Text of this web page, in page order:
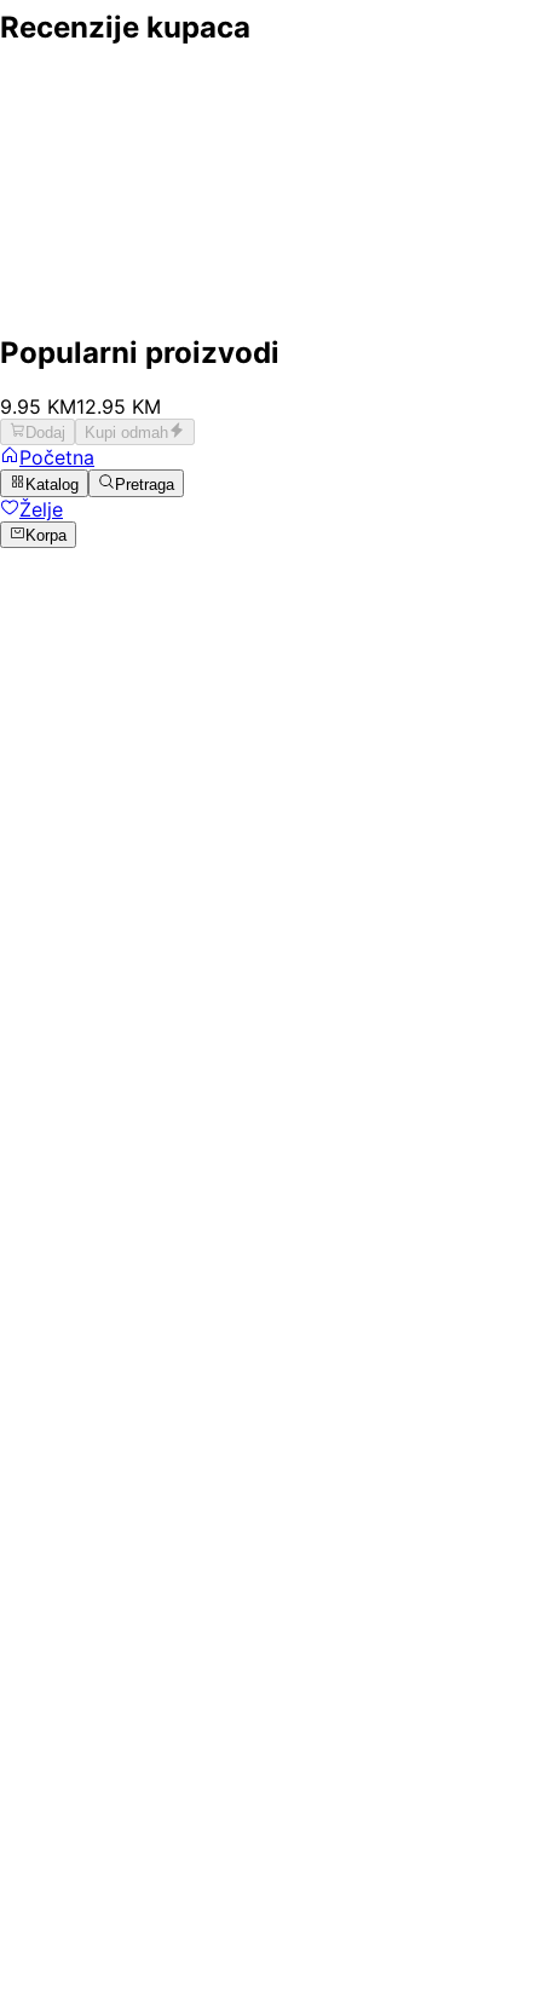
Recenzije kupaca
Popularni proizvodi
9.95 KM12.95 KM
Dodaj Kupi odmah
Početna
Katalog Pretraga
Želje
Korpa